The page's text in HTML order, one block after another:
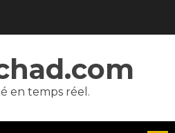
en temps réel.